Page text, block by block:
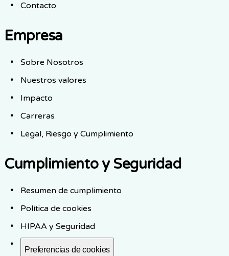
Contacto
Empresa
Sobre Nosotros
Nuestros valores
Impacto
Carreras
Legal, Riesgo y Cumplimiento
Cumplimiento y Seguridad
Resumen de cumplimiento
Política de cookies
HIPAA y Seguridad
Preferencias de cookies